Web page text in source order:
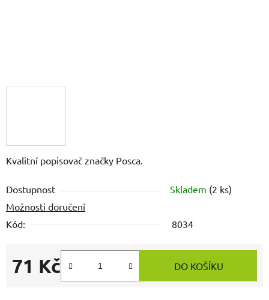
Kvalitní popisovač značky Posca.
Dostupnost Skladem (2 ks)
Možnosti doručení
Kód:
8034
71 Kč
Měrná cena:
DO KOŠÍKU